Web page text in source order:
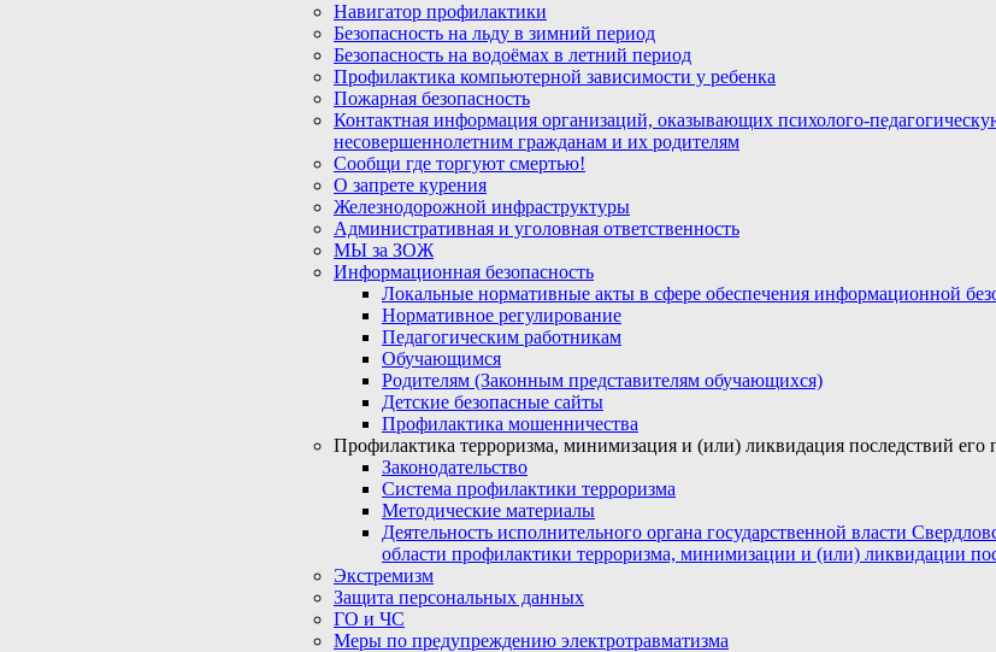
Навигатор профилактики
Безопасность на льду в зимний период
Безопасность на водоёмах в летний период
Профилактика компьютерной зависимости у ребенка
Пожарная безопасность
Контактная информация организаций, оказывающих психолого-
несовершеннолетним гражданам и их родителям
Сообщи где торгуют смертью!
О запрете курения
Железнодорожной инфраструктуры
Административная и уголовная ответственность
МЫ за ЗОЖ
Информационная безопасность
Локальные нормативные акты в сфере обеспечения информационной
Нормативное регулирование
Педагогическим работникам
Обучающимся
Родителям (Законным представителям обучающихся)
Детские безопасные сайты
Профилактика мошенничества
Профилактика терроризма, минимизация и (или) ликвидация последствий его
Законодательство
Система профилактики терроризма
Методические материалы
Деятельность исполнительного органа государственной власти
области профилактики терроризма, минимизации и (или) ликвидации
Экстремизм
Защита персональных данных
ГО и ЧС
Меры по предупреждению электротравматизма